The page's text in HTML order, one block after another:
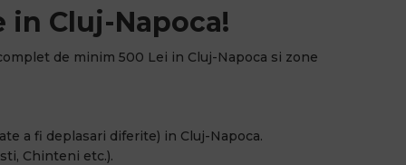
Cluj-Napoca!
de minim 500 Lei in Cluj-Napoca si zone
a fi deplasari diferite) in Cluj-Napoca.
Chinteni etc.).